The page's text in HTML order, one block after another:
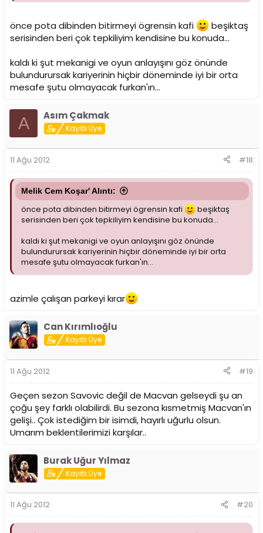
önce pota dibinden bitirmeyi ögrensin kafi
beşiktaş
serisinden beri çok tepkiliyim kendisine bu konuda...
kaldı ki şut mekanigi ve oyun anlayışını göz önünde
bulundurursak kariyerinin hiçbir döneminde iyi bir orta
mesafe şutu olmayacak furkan'ın...
A Asım Çakmak
Kayıtlı Üye
11 Ağu 2012 #18
Melik Cem Koşar' Alıntı:
önce pota dibinden bitirmeyi ögrensin kafi
beşiktaş
serisinden beri çok tepkiliyim kendisine bu konuda...
kaldı ki şut mekanigi ve oyun anlayışını göz önünde
bulundurursak kariyerinin hiçbir döneminde iyi bir orta
mesafe şutu olmayacak furkan'ın...
azimle çalışan parkeyi kırar
Can Kırımlıoğlu
Kayıtlı Üye
11 Ağu 2012 #19
Geçen sezon Savovic değil de Macvan gelseydi şu an
çoğu şey farklı olabilirdi. Bu sezona kısmetmiş Macvan'ın
gelişi.. Çok istediğim bir isimdi, hayırlı uğurlu olsun.
Umarım beklentilerimizi karşılar..
Burak Uğur Yılmaz
Kayıtlı Üye
11 Ağu 2012 #20